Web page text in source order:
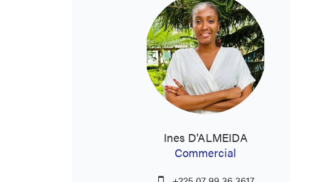
Ines D'ALMEIDA
Commercial